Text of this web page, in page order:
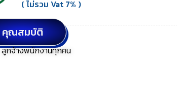
( ไม่รวม Vat 7% )
คุณสมบัติ
ลูกจ้างพนักงานทุกคน